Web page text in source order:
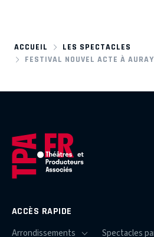
ACCUEIL
LES SPECTACLES
FESTIVAL NOUVEL ACTE À AURAY
ACCÈS RAPIDE